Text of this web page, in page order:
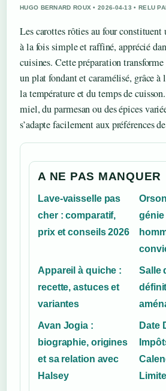
HUGO BERNARD ROUX • 2026-04-13 • RELU
Les carottes rôties au four constituent
à la fois simple et raffiné, apprécié
cuisines. Cette préparation
un plat fondant et caramélisé, grâce à
la température et du temps de
miel, du parmesan ou des épices
s’adapte facilement aux préférences
A NE PAS MANQUER
Lave-vaisselle pas
cher : comparatif,
prix et conseils 2026
génie
Appareil à quiche :
recette, astuces et
variantes
Salle
Avan Jogia :
biographie, origines
et sa relation avec
Halsey
Date